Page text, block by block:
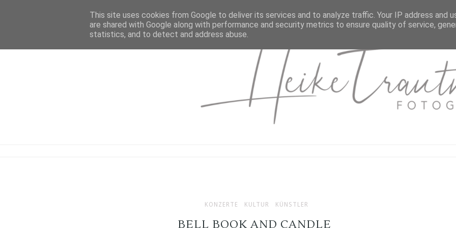
KONZERTE KULTUR KÜNSTLER
BELL BOOK AND CANDLE
This site uses cookies from Google to deliver its services and to analyze traffic. Your IP address and
are shared with Google along with performance and security metrics to ensure quality of service,
statistics, and to detect and address abuse.